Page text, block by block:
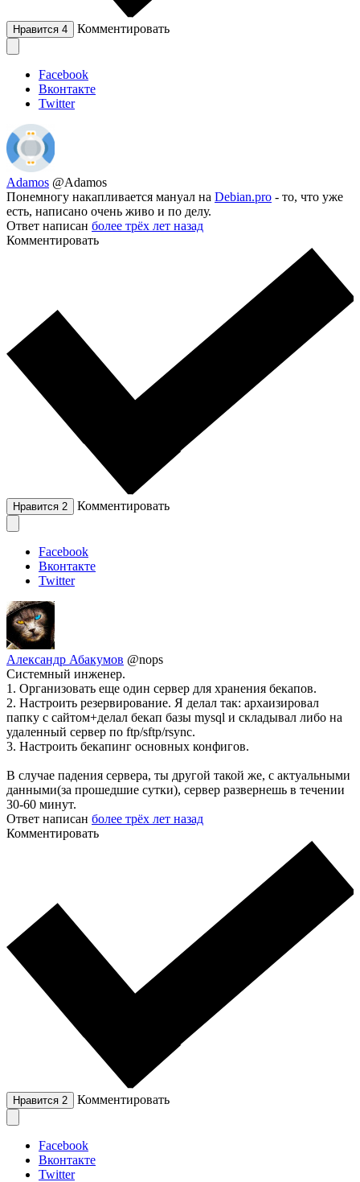
Нравится 4 Комментировать
Facebook
Вконтакте
Twitter
Adamos @Adamos
Понемногу накапливается мануал на Debian.pro - то, что уже
есть, написано очень живо и по делу.
Ответ написан более трёх лет назад
Комментировать
Нравится 2 Комментировать
Facebook
Вконтакте
Twitter
Александр Абакумов @nops
Системный инженер.
1. Организовать еще один сервер для хранения бекапов.
2. Настроить резервирование. Я делал так: архаизировал
папку с сайтом+делал бекап базы mysql и складывал либо на
удаленный сервер по ftp/sftp/rsync.
3. Настроить бекапинг основных конфигов.
В случае падения сервера, ты другой такой же, с актуальными
данными(за прошедшие сутки), сервер развернешь в течении
30-60 минут.
Ответ написан более трёх лет назад
Комментировать
Нравится 2 Комментировать
Facebook
Вконтакте
Twitter